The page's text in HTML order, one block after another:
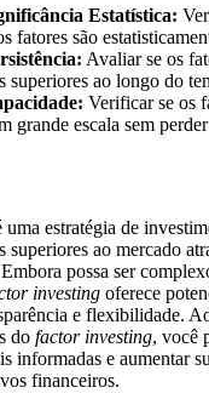
Estatística:
fatores são
Avaliar se os
superiores ao longo do
Verificar se os
grande escala sem
uma estratégia de
superiores ao mercado
possa ser
investing oferece
e flexibilidade.
do factor investing, você
informadas e aumentar
financeiros.